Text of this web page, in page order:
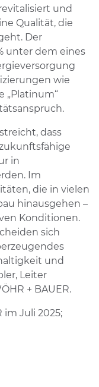
und
Qualität, die
Der
unter dem eines
wie
„Platinum“
dass
in
Im
die in vielen
hinausgehen –
Konditionen.
sich
und
Leiter
+ BAUER.
im Juli 2025;